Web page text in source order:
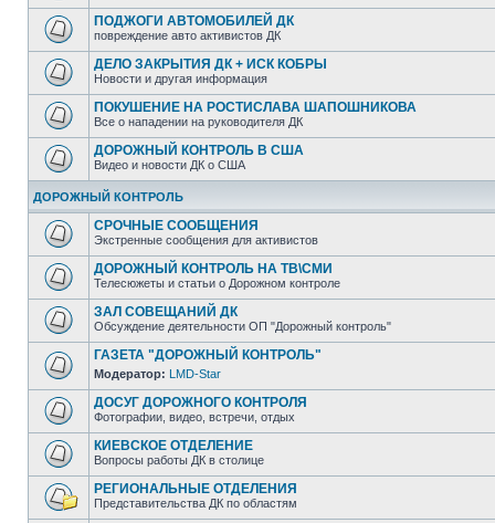
ПОДЖОГИ АВТОМОБИЛЕЙ ДК
повреждение авто активистов ДК
ДЕЛО ЗАКРЫТИЯ ДК + ИСК КОБРЫ
Новости и другая информация
ПОКУШЕНИЕ НА РОСТИСЛАВА ШАПОШНИКОВА
Все о нападении на руководителя ДК
ДОРОЖНЫЙ КОНТРОЛЬ В США
Видео и новости ДК о США
ДОРОЖНЫЙ КОНТРОЛЬ
СРОЧНЫЕ СООБЩЕНИЯ
Экстренные сообщения для активистов
ДОРОЖНЫЙ КОНТРОЛЬ НА ТВ\СМИ
Телесюжеты и статьи о Дорожном контроле
ЗАЛ СОВЕЩАНИЙ ДК
Обсуждение деятельности ОП "Дорожный контроль"
ГАЗЕТА "ДОРОЖНЫЙ КОНТРОЛЬ"
Модератор: LMD-Star
ДОСУГ ДОРОЖНОГО КОНТРОЛЯ
Фотографии, видео, встречи, отдых
КИЕВСКОЕ ОТДЕЛЕНИЕ
Вопросы работы ДК в столице
РЕГИОНАЛЬНЫЕ ОТДЕЛЕНИЯ
Представительства ДК по областям